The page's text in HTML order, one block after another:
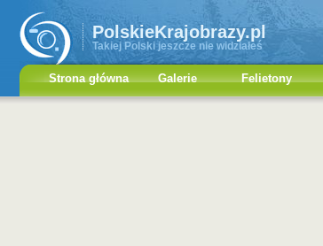
PolskieKrajobrazy.pl
Takiej Polski jeszcze nie widziałeś
Strona główna Galerie Felietony